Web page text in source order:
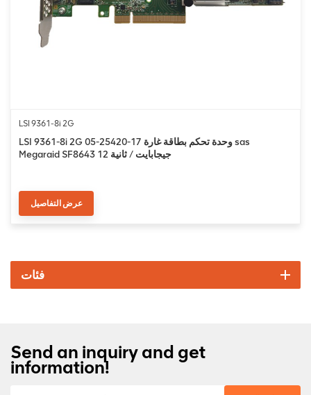
LSI 9361-8i 2G
LSI 9361-8i 2G 05-25420-17 وحدة تحكم بطاقة غارة sas
Megaraid SF8643 12 جيجابايت / ثانية
عرض التفاصيل
فئات
Send an inquiry and get
information!